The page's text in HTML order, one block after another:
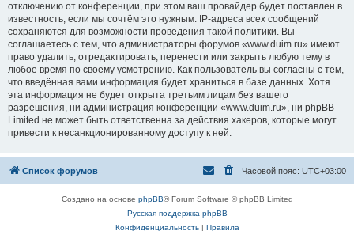
отключению от конференции, при этом ваш провайдер будет поставлен в
известность, если мы сочтём это нужным. IP-адреса всех сообщений
сохраняются для возможности проведения такой политики. Вы
соглашаетесь с тем, что администраторы форумов «www.duim.ru» имеют
право удалить, отредактировать, перенести или закрыть любую тему в
любое время по своему усмотрению. Как пользователь вы согласны с тем,
что введённая вами информация будет храниться в базе данных. Хотя
эта информация не будет открыта третьим лицам без вашего
разрешения, ни администрация конференции «www.duim.ru», ни phpBB
Limited не может быть ответственна за действия хакеров, которые могут
привести к несанкционированному доступу к ней.
Список форумов Часовой пояс: UTC+03:00
Создано на основе phpBB® Forum Software © phpBB Limited
Русская поддержка phpBB
Конфиденциальность| Правила